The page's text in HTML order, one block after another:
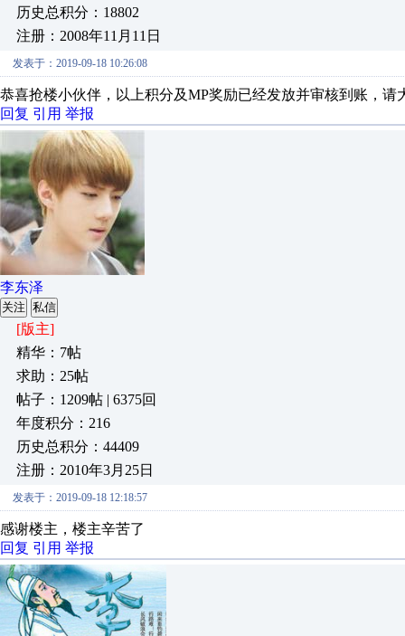
历史总积分：18802
注册：2008年11月11日
发表于：2019-09-18 10:26:08
恭喜抢楼小伙伴，以上积分及MP奖励已经发放并审核到账，请
回复 引用 举报
李东泽
关注 私信
[版主]
精华：7帖
求助：25帖
帖子：1209帖 | 6375回
年度积分：216
历史总积分：44409
注册：2010年3月25日
发表于：2019-09-18 12:18:57
感谢楼主，楼主辛苦了
回复 引用 举报